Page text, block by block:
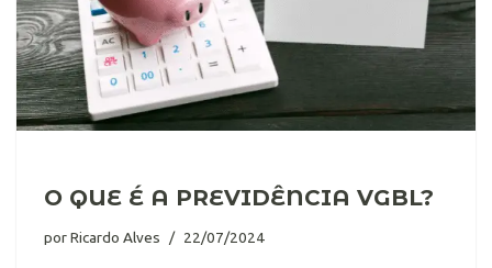
O QUE É A PREVIDÊNCIA VGBL?
porRicardo Alves 22/07/2024